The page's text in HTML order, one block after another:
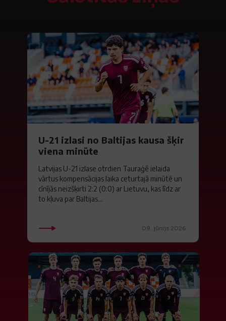
U-21 izlasi no Baltijas kausa šķir
viena minūte
Latvijas U-21 izlase otrdien Tauraģē ielaida
vārtus kompensācijas laika ceturtajā minūtē un
cīnījās neizšķirti 2:2 (0:0) ar Lietuvu, kas līdz ar
to kļuva par Baltijas...
09. jūnijs 2026.